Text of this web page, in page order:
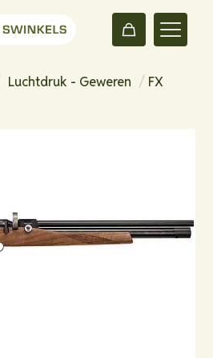
Luchtdruk - Geweren / FX